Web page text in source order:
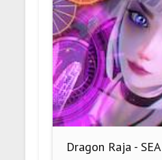
Dragon Raja - SEA